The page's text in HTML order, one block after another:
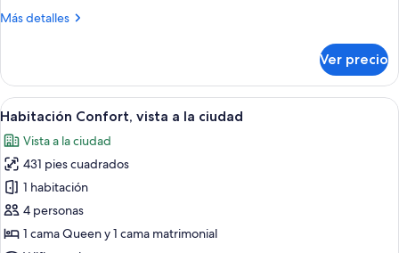
cama
Más detalles
Más
doble
Deluxe,
1
King
size
Ver precio
Abrir
todas
las
fotos
de
Habitación
Confort,
Un dormitorio con una cama
11
Habitación Confort, vista a la ciudad
Vista a la ciudad
431 pies cuadrados
1 habitación
4 personas
1 cama Queen y 1 cama matrimonial